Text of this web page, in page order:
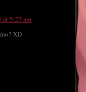
at 5:27 am
XD